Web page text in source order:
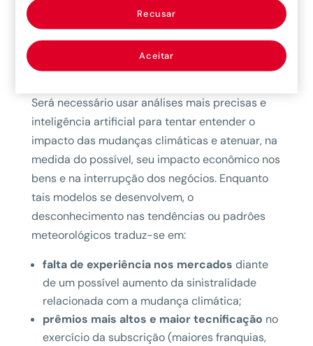
a importância desses riscos e sua complexidade
para tentar e predizê-los e buscar proteção
contra eles.
parecem não ser suficientes
Será necessário usar análises mais precisas e
inteligência artificial para tentar entender o
impacto das mudanças climáticas e atenuar, na
medida do possível, seu impacto econômico nos
bens e na interrupção dos negócios. Enquanto
tais modelos se desenvolvem, o
desconhecimento nas tendências ou padrões
meteorológicos traduz-se em:
falta de experiência nos mercados diante
de um possível aumento da sinistralidade
relacionada com a mudança climática;
prêmios mais altos e maior tecnificação no
exercício da subscrição (maiores franquias,
Recusar
Aceitar